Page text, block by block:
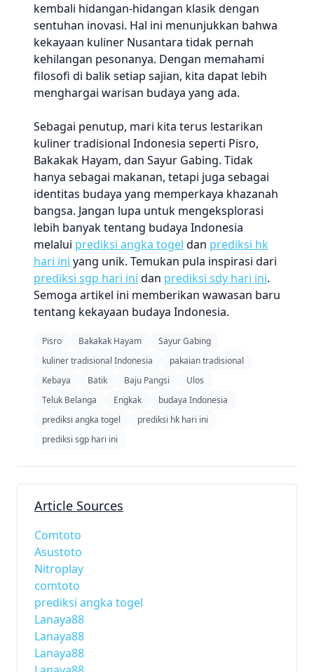
kembali hidangan-hidangan klasik dengan
sentuhan inovasi. Hal ini menunjukkan bahwa
kekayaan kuliner Nusantara tidak pernah
kehilangan pesonanya. Dengan memahami
filosofi di balik setiap sajian, kita dapat lebih
menghargai warisan budaya yang ada.
Sebagai penutup, mari kita terus lestarikan
kuliner tradisional Indonesia seperti Pisro,
Bakakak Hayam, dan Sayur Gabing. Tidak
hanya sebagai makanan, tetapi juga sebagai
identitas budaya yang memperkaya khazanah
bangsa. Jangan lupa untuk mengeksplorasi
lebih banyak tentang budaya Indonesia
melalui prediksi angka togel dan prediksi hk
hari ini yang unik. Temukan pula inspirasi dari
prediksi sgp hari ini dan prediksi sdy hari ini.
Semoga artikel ini memberikan wawasan baru
tentang kekayaan budaya Indonesia.
Pisro Bakakak Hayam
Sayur Gabing
kuliner tradisional Indonesia
pakaian tradisional
Kebaya
Batik Baju Pangsi
Ulos
Teluk Belanga
Engkak
budaya Indonesia
prediksi angka togel
prediksi hk hari ini
prediksi sgp hari ini
Article Sources
Comtoto
Asustoto
Nitroplay
comtoto
prediksi angka togel
Lanaya88
Lanaya88
Lanaya88